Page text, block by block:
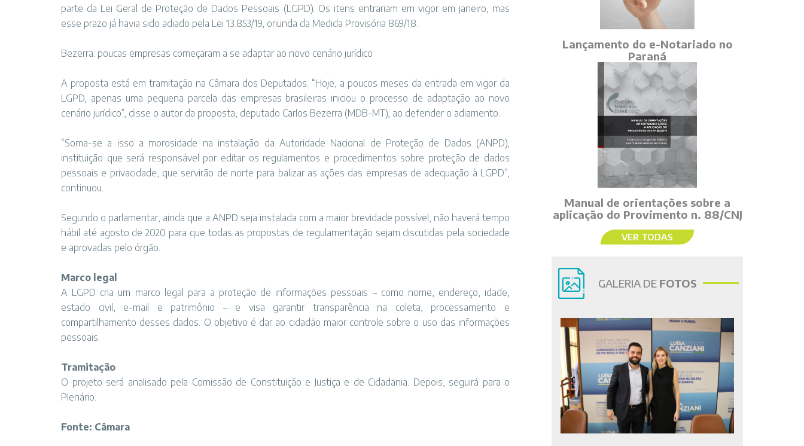
parte da Lei Geral de Proteção de Dados Pessoais (LGPD). Os itens entrariam em vigor em janeiro, mas
esse prazo já havia sido adiado pela Lei 13.853/19, oriunda da Medida Provisória 869/18.
Bezerra: poucas empresas começaram a se adaptar ao novo cenário jurídico
A proposta está em tramitação na Câmara dos Deputados. “Hoje, a poucos meses da entrada em vigor da
LGPD, apenas uma pequena parcela das empresas brasileiras iniciou o processo de adaptação ao novo
cenário jurídico”, disse o autor da proposta, deputado Carlos Bezerra (MDB-MT), ao defender o adiamento.
“Soma-se a isso a morosidade na instalação da Autoridade Nacional de Proteção de Dados (ANPD),
instituição que será responsável por editar os regulamentos e procedimentos sobre proteção de dados
pessoais e privacidade, que servirão de norte para balizar as ações das empresas de adequação à LGPD”,
continuou.
Segundo o parlamentar, ainda que a ANPD seja instalada com a maior brevidade possível, não haverá tempo
hábil até agosto de 2020 para que todas as propostas de regulamentação sejam discutidas pela sociedade
e aprovadas pelo órgão.
Marco legal
A LGPD cria um marco legal para a proteção de informações pessoais – como nome, endereço, idade,
estado civil, e-mail e patrimônio – e visa garantir transparência na coleta, processamento e
compartilhamento desses dados. O objetivo é dar ao cidadão maior controle sobre o uso das informações
pessoais.
Tramitação
O projeto será analisado pela Comissão de Constituição e Justiça e de Cidadania. Depois, seguirá para o
Plenário.
Fonte: Câmara
Lançamento do e-Notariado no
Paraná
Manual de orientações sobre a
aplicação do Provimento n. 88/CNJ
VER TODAS
GALERIA DE FOTOS